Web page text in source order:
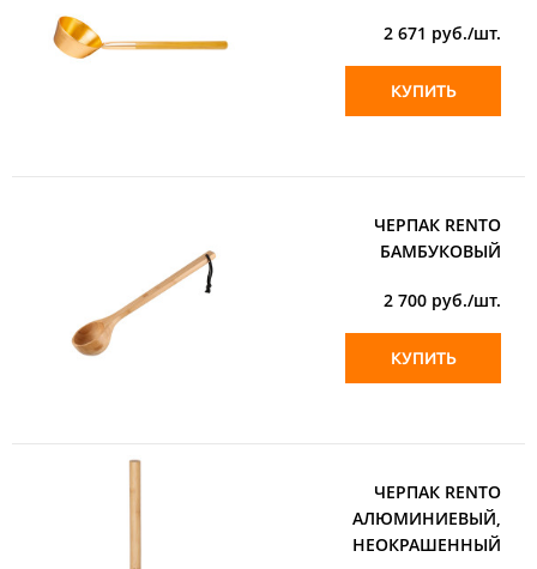
2 671 руб./шт.
КУПИТЬ
ЧЕРПАК RENTO
БАМБУКОВЫЙ
2 700 руб./шт.
КУПИТЬ
ЧЕРПАК RENTO
АЛЮМИНИЕВЫЙ,
НЕОКРАШЕННЫЙ